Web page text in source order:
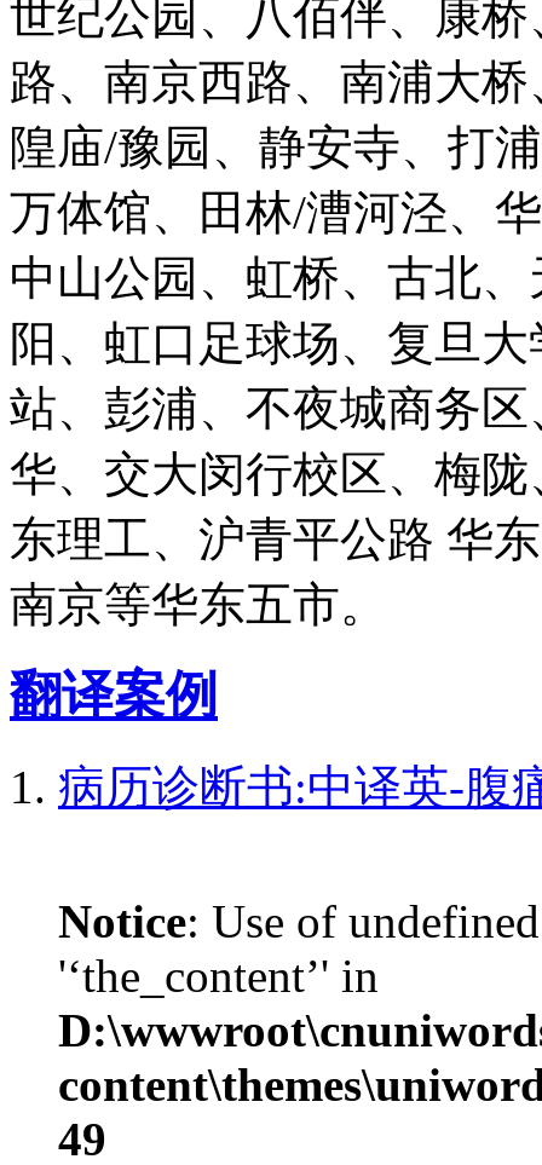
世纪公园、八佰伴、康
路、南京西路、南浦大
隍庙/豫园、静安寺、打
万体馆、田林/漕河泾、
中山公园、虹桥、古北
阳、虹口足球场、复旦
站、彭浦、不夜城商务
华、交大闵行校区、梅
东理工、沪青平公路 华
南京等华东五市。
翻译案例
病历诊断书:中译英-腹
Notice: Use of
'‘the_content’' in
49